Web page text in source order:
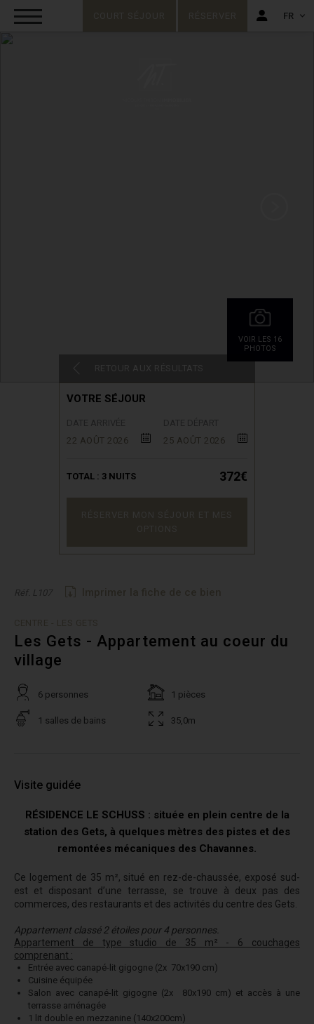
FR
VOIR LES 16
PHOTOS
VOTRE SÉJOUR
22 AOÛT 2026
25 AOÛT 2026
TOTAL : 3 NUITS 372€
Réf. L107
Les Gets - Appartement au coeur du
village
6 personnes 1 pièces
1 salles de bains 35,0m
Visite guidée
RÉSIDENCE LE SCHUSS : située en plein centre de la
station des Gets, à quelques mètres des pistes et des
remontées mécaniques des Chavannes.
Ce logement de 35 m², situé en rez-de-chaussée, exposé sud-
est et disposant d’une terrasse, se trouve à deux pas des
commerces, des restaurants et des activités du centre des Gets.
Appartement classé 2 étoiles pour 4 personnes.
Appartement de type studio de 35 m² - 6 couchages
comprenant :
Entrée avec canapé-lit gigogne (2x 70x190 cm)
Cuisine équipée
Salon avec canapé-lit gigogne (2x 80x190 cm) et accès à une
terrasse aménagée
1 lit double en mezzanine (140x200cm)